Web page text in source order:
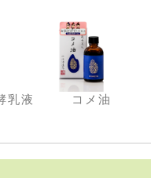
液 コメ油